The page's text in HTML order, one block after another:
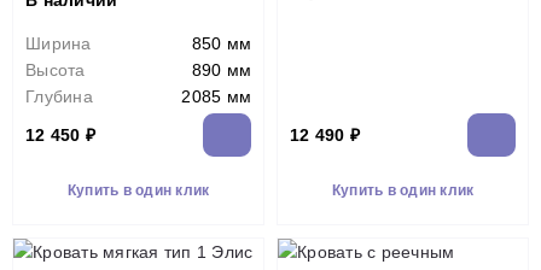
Ширина
850 мм
Высота
890 мм
Глубина
2085 мм
12 450 ₽
Купить в один клик
12 490 ₽
Купить в один клик